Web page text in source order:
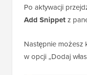
Po aktywacji
Add Snippetz
Następnie możesz
w opcji „Dodaj